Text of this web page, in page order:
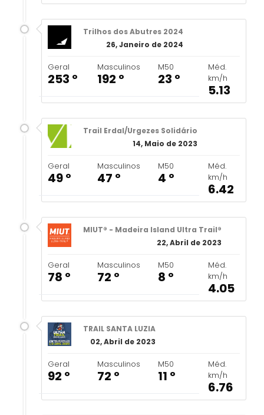
Trilhos dos Abutres 2024
26, Janeiro de 2024
Geral
253 º
Masculinos
192 º
M50
23 º
Méd.
km/h
5.13
Trail Erdal/Urgezes Solidário
14, Maio de 2023
Geral
49 º
Masculinos
47 º
M50
4 º
Méd.
km/h
6.42
MIUT® - Madeira Island Ultra Trail®
22, Abril de 2023
Geral
78 º
Masculinos
72 º
M50
8 º
Méd.
km/h
4.05
TRAIL SANTA LUZIA
02, Abril de 2023
Geral
92 º
Masculinos
72 º
M50
11 º
Méd.
km/h
6.76